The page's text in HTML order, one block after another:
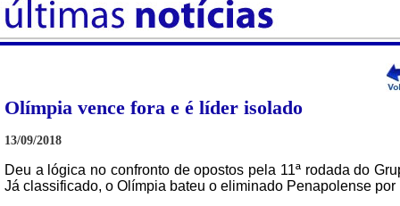
Olímpia vence fora e é líder isolado
13/09/2018
Deu a lógica no confronto de opostos pela 11ª rodada do
Já classificado, o Olímpia bateu o eliminado Penapolense